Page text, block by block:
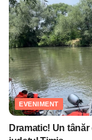
EVENIMENT
Dramatic! Un